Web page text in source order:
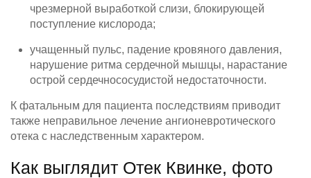
чрезмерной выработкой слизи, блокирующей
поступление кислорода;
учащенный пульс, падение кровяного давления,
нарушение ритма сердечной мышцы, нарастание
острой сердечнососудистой недостаточности.
К фатальным для пациента последствиям приводит
также неправильное лечение ангионевротического
отека с наследственным характером.
Как выглядит Отек Квинке, фото